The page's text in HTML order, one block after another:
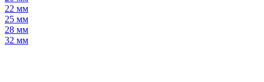
22 мм
25 мм
28 мм
32 мм